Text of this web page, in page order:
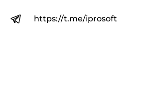
https://t.me/iprosoft